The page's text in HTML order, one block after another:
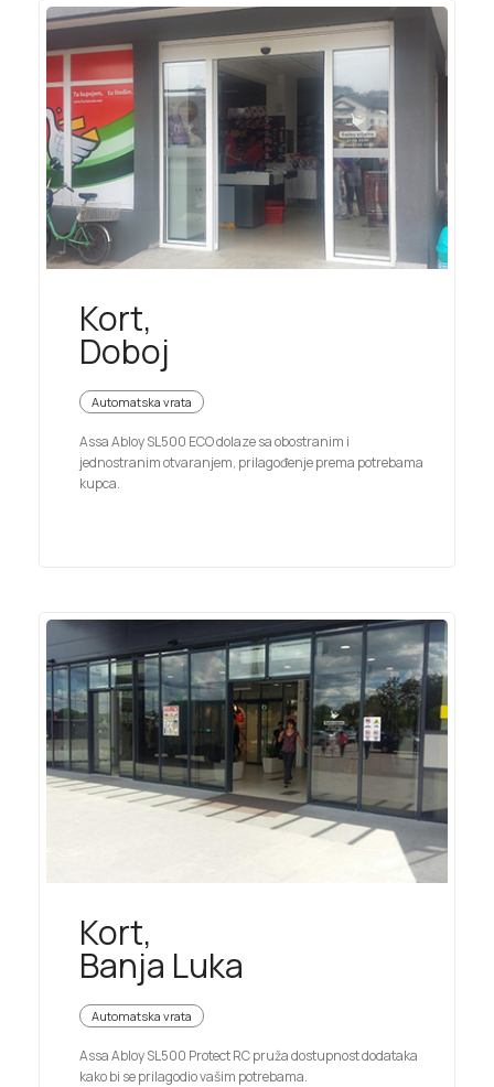
Kort,
Doboj
Automatska vrata
Assa Abloy SL500 ECO dolaze sa obostranim i
jednostranim otvaranjem, prilagođenje prema potrebama
kupca.
Kort,
Banja Luka
Automatska vrata
Assa Abloy SL500 Protect RC pruža dostupnost dodataka
kako bi se prilagodio vašim potrebama.